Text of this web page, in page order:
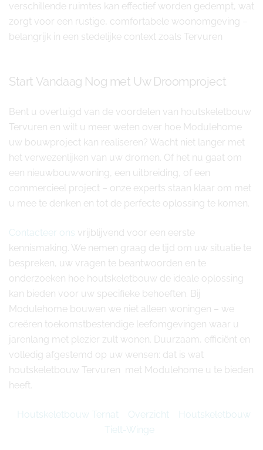
verschillende ruimtes kan effectief worden gedempt, wat
zorgt voor een rustige, comfortabele woonomgeving –
belangrijk in een stedelijke context zoals Tervuren
Start Vandaag Nog met Uw Droomproject
Bent u overtuigd van de voordelen van houtskeletbouw
Tervuren en wilt u meer weten over hoe Modulehome
uw bouwproject kan realiseren? Wacht niet langer met
het verwezenlijken van uw dromen. Of het nu gaat om
een nieuwbouwwoning, een uitbreiding, of een
commercieel project – onze experts staan klaar om met
u mee te denken en tot de perfecte oplossing te komen.
Contacteer ons vrijblijvend voor een eerste
kennismaking. We nemen graag de tijd om uw situatie te
bespreken, uw vragen te beantwoorden en te
onderzoeken hoe houtskeletbouw de ideale oplossing
kan bieden voor uw specifieke behoeften. Bij
Modulehome bouwen we niet alleen woningen – we
creëren toekomstbestendige leefomgevingen waar u
jarenlang met plezier zult wonen. Duurzaam, efficiënt en
volledig afgestemd op uw wensen: dat is wat
houtskeletbouw Tervuren met Modulehome u te bieden
heeft.
Houtskeletbouw Ternat Overzicht
Houtskeletbouw
Tielt-Winge